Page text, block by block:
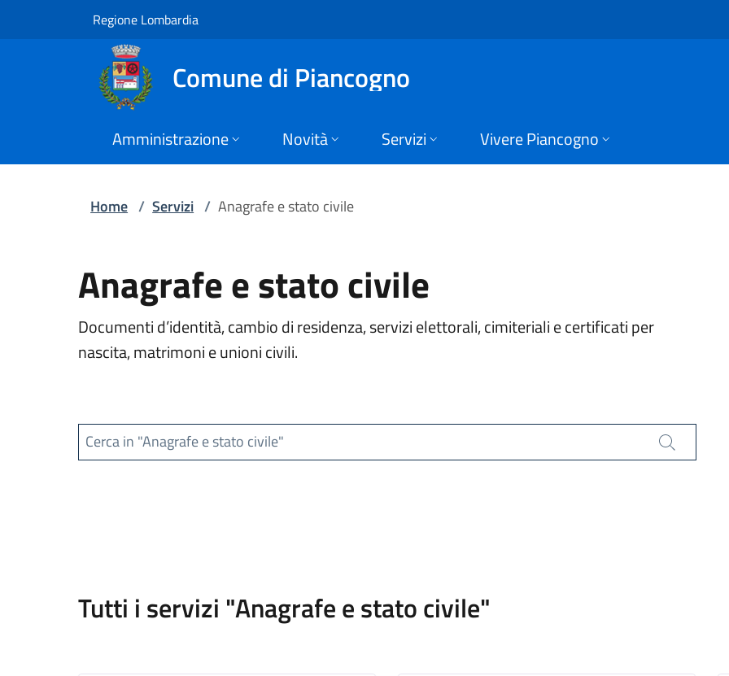
Vai al contenuto principale
Servizi | Comune di Piancogno
Regione Lombardia
Comune di Piancogno
Amministrazione Novità Servizi Vivere Piancogno
Home / Servizi / Anagrafe e stato civile
Anagrafe e stato civile
Documenti d’identità, cambio di residenza, servizi elettorali, cimiteriali e certificati per
nascita, matrimoni e unioni civili.
Cerca in "Anagrafe e stato civile"
Cerca
Tutti i servizi "Anagrafe e stato civile"